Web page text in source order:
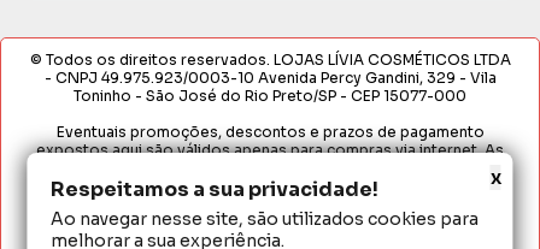
Respeitamos a sua privacidade!
Ao navegar nesse site, são utilizados cookies para
melhorar a sua experiência.
x
© Todos os direitos reservados. LOJAS LÍVIA COSMÉTICOS LTDA
- CNPJ 49.975.923/0003-10 Avenida Percy Gandini, 329 - Vila
Toninho - São José do Rio Preto/SP - CEP 15077-000
Eventuais promoções, descontos e prazos de pagamento
expostos aqui são válidos apenas para compras via internet. As
Loja. É proibida a utilização total ou parcial sem nossa autorização.
Em caso de divergência de preços no site, o valor válido é o do
Carrinho de Compras. Preços e condições de pagamento